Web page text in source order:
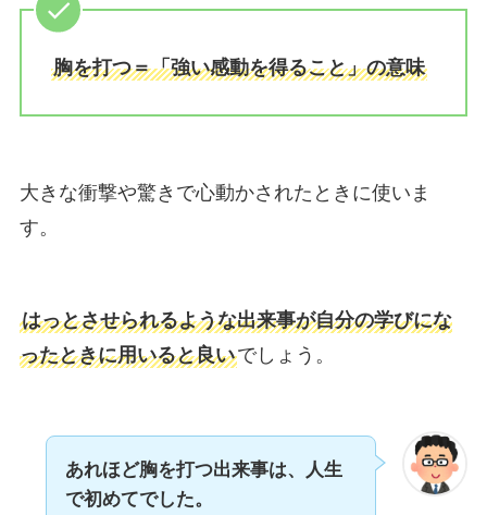
胸を打つ＝「強い感動を得ること」の意味
大きな衝撃や驚きで心動かされたときに使いま
す。
はっとさせられるような出来事が自分の学びにな
ったときに用いると良いでしょう。
あれほど胸を打つ出来事は、人生
で初めてでした。